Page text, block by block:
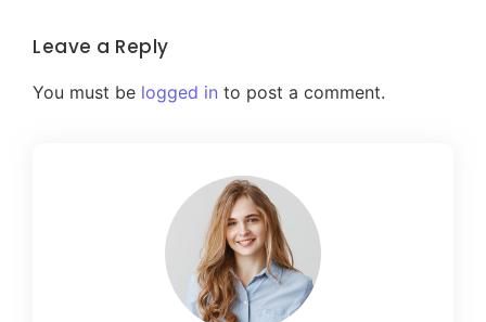
Leave a Reply
You must be logged in to post a comment.